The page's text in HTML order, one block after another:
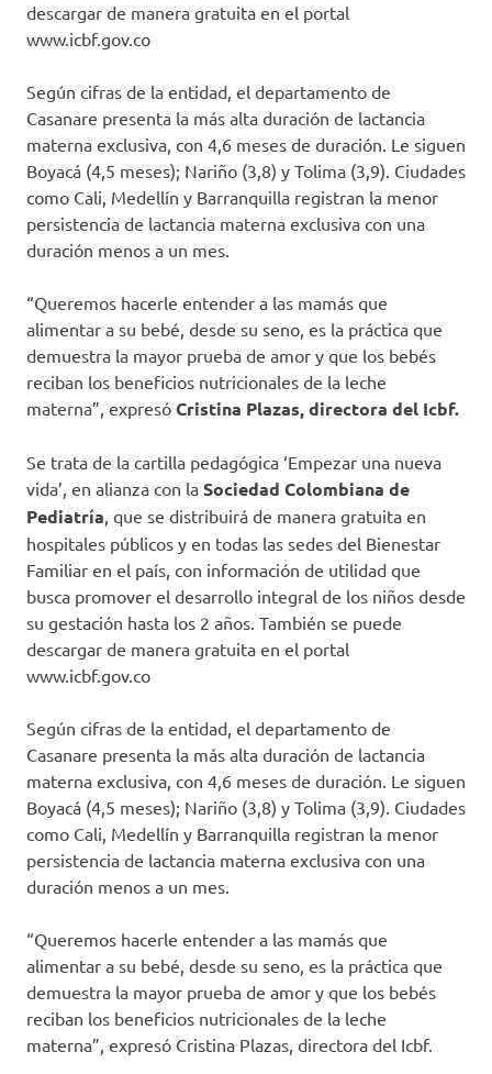
descargar de manera gratuita en el portal
www.icbf.gov.co
Según cifras de la entidad, el departamento de
Casanare presenta la más alta duración de lactancia
materna exclusiva, con 4,6 meses de duración. Le siguen
Boyacá (4,5 meses); Nariño (3,8) y Tolima (3,9). Ciudades
como Cali, Medellín y Barranquilla registran la menor
persistencia de lactancia materna exclusiva con una
duración menos a un mes.
“Queremos hacerle entender a las mamás que
alimentar a su bebé, desde su seno, es la práctica que
demuestra la mayor prueba de amor y que los bebés
reciban los beneficios nutricionales de la leche
materna”, expresó Cristina Plazas, directora del Icbf.
Se trata de la cartilla pedagógica ‘Empezar una nueva
vida’, en alianza con la Sociedad Colombiana de
Pediatría, que se distribuirá de manera gratuita en
hospitales públicos y en todas las sedes del Bienestar
Familiar en el país, con información de utilidad que
busca promover el desarrollo integral de los niños desde
su gestación hasta los 2 años. También se puede
descargar de manera gratuita en el portal
www.icbf.gov.co
Según cifras de la entidad, el departamento de
Casanare presenta la más alta duración de lactancia
materna exclusiva, con 4,6 meses de duración. Le siguen
Boyacá (4,5 meses); Nariño (3,8) y Tolima (3,9). Ciudades
como Cali, Medellín y Barranquilla registran la menor
persistencia de lactancia materna exclusiva con una
duración menos a un mes.
“Queremos hacerle entender a las mamás que
alimentar a su bebé, desde su seno, es la práctica que
demuestra la mayor prueba de amor y que los bebés
reciban los beneficios nutricionales de la leche
materna”, expresó Cristina Plazas, directora del Icbf.